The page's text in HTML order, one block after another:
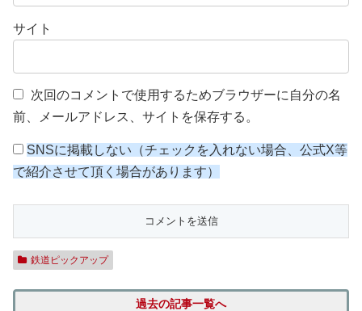
サイト
次回のコメントで使用するためブラウザーに自分の名
前、メールアドレス、サイトを保存する。
SNSに掲載しない（チェックを入れない場合、公式X等
で紹介させて頂く場合があります）
鉄道ピックアップ
過去の記事一覧へ